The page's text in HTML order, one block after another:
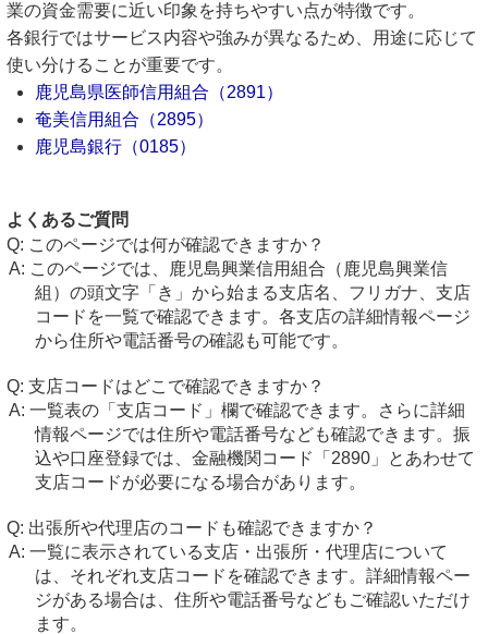
業の資金需要に近い印象を持ちやすい点が特徴です。
各銀行ではサービス内容や強みが異なるため、用途に応じて
使い分けることが重要です。
鹿児島県医師信用組合（2891）
奄美信用組合（2895）
鹿児島銀行（0185）
よくあるご質問
このページでは何が確認できますか？
このページでは、鹿児島興業信用組合（鹿児島興業信
組）の頭文字「き」から始まる支店名、フリガナ、支店
コードを一覧で確認できます。各支店の詳細情報ページ
から住所や電話番号の確認も可能です。
支店コードはどこで確認できますか？
一覧表の「支店コード」欄で確認できます。さらに詳細
情報ページでは住所や電話番号なども確認できます。振
込や口座登録では、金融機関コード「2890」とあわせて
支店コードが必要になる場合があります。
出張所や代理店のコードも確認できますか？
一覧に表示されている支店・出張所・代理店について
は、それぞれ支店コードを確認できます。詳細情報ペー
ジがある場合は、住所や電話番号などもご確認いただけ
ます。